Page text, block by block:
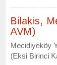
Bilakis,
AVM)
Mecidiyeköy
(Eksi Birinci